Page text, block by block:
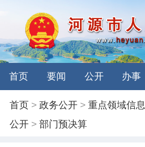
首页 要闻 公开 办事
首页 >政务公开 >重点领域信息
公开 >部门预决算